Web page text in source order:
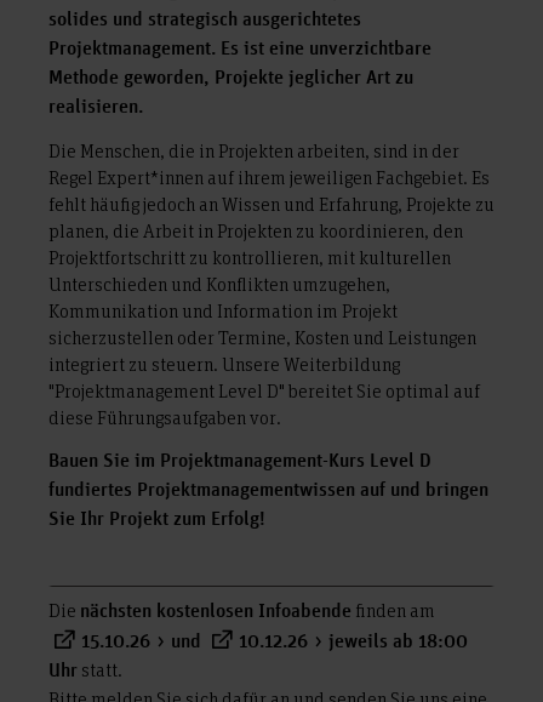
solides und strategisch ausgerichtetes
Projektmanagement. Es ist eine unverzichtbare
Methode geworden, Projekte jeglicher Art zu
realisieren.
Die Menschen, die in Projekten arbeiten, sind in der
Regel Expert*innen auf ihrem jeweiligen Fachgebiet. Es
fehlt häufig jedoch an Wissen und Erfahrung, Projekte zu
planen, die Arbeit in Projekten zu koordinieren, den
Projektfortschritt zu kontrollieren, mit kulturellen
Unterschieden und Konflikten umzugehen,
Kommunikation und Information im Projekt
sicherzustellen oder Termine, Kosten und Leistungen
integriert zu steuern. Unsere Weiterbildung
"Projektmanagement Level D" bereitet Sie optimal auf
diese Führungsaufgaben vor.
Bauen Sie im Projektmanagement-Kurs Level D
fundiertes Projektmanagementwissen auf und bringen
Sie Ihr Projekt zum Erfolg!
Die nächsten kostenlosen Infoabende finden am
15.10.26 und 10.12.26
jeweils ab 18:00
Uhr statt.